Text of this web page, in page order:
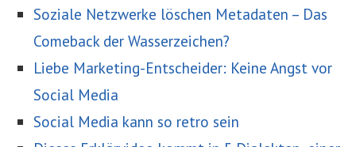
Soziale Netzwerke löschen Metadaten – Das
Comeback der Wasserzeichen?
Liebe Marketing-Entscheider: Keine Angst vor
Social Media
Social Media kann so retro sein